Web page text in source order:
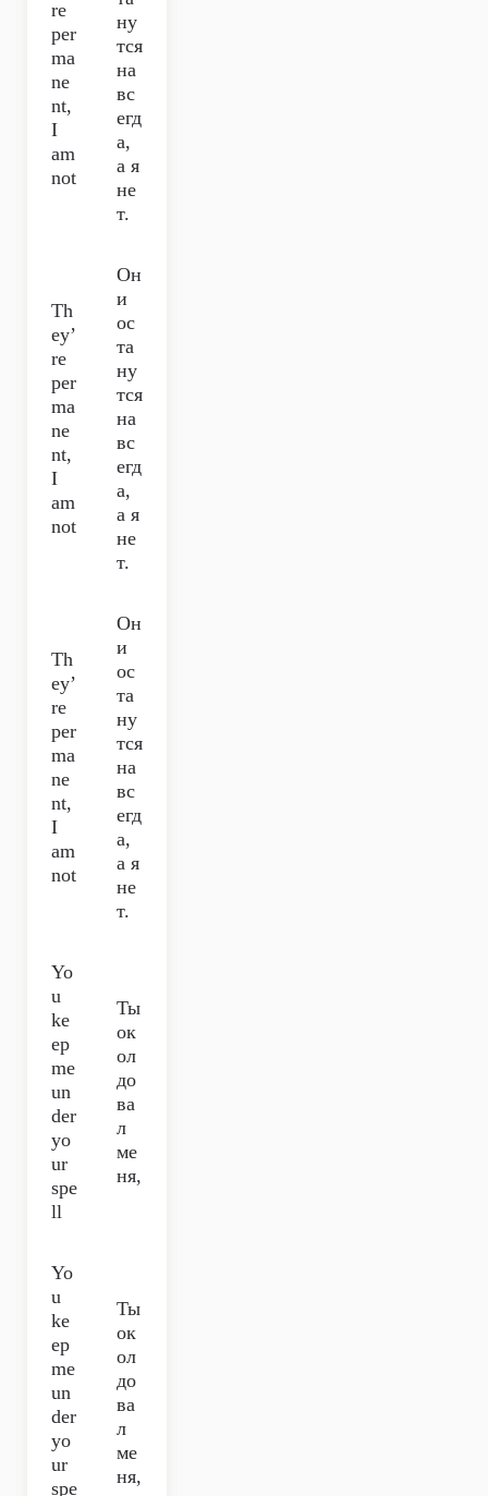
re
per
ma
ne
nt,
I
am
not
ну
тся
на
вс
егд
а,
а я
не
т.
Th
ey’
re
per
ma
ne
nt,
I
am
not
Он
и
ос
та
ну
тся
на
вс
егд
а,
а я
не
т.
Th
ey’
re
per
ma
ne
nt,
I
am
not
Он
и
ос
та
ну
тся
на
вс
егд
а,
а я
не
т.
Yo
u
ke
ep
me
un
der
yo
ur
spe
ll
Ты
ок
ол
до
ва
л
ме
ня,
Yo
u
ke
ep
me
un
der
yo
ur
spe
Ты
ок
ол
до
ва
л
ме
ня,